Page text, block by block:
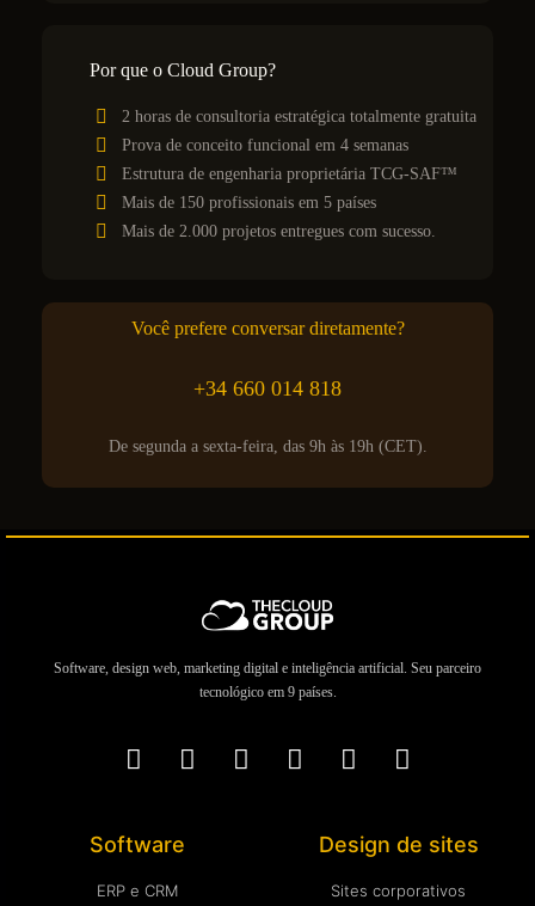
Por que o Cloud Group?
2 horas de consultoria estratégica totalmente gratuita
Prova de conceito funcional em 4 semanas
Estrutura de engenharia proprietária TCG-SAF™
Mais de 150 profissionais em 5 países
Mais de 2.000 projetos entregues com sucesso.
Você prefere conversar diretamente?
+34 660 014 818
De segunda a sexta-feira, das 9h às 19h (CET).
Software, design web, marketing digital e inteligência artificial. Seu parceiro
tecnológico em 9 países.
Software
ERP e CRM
Design de sites
Sites corporativos